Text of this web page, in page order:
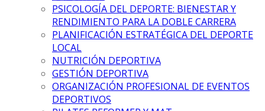
PSICOLOGÍA DEL DEPORTE: BIENESTAR Y
RENDIMIENTO PARA LA DOBLE CARRERA
PLANIFICACIÓN ESTRATÉGICA DEL DEPORTE
LOCAL
NUTRICIÓN DEPORTIVA
GESTIÓN DEPORTIVA
ORGANIZACIÓN PROFESIONAL DE EVENTOS
DEPORTIVOS